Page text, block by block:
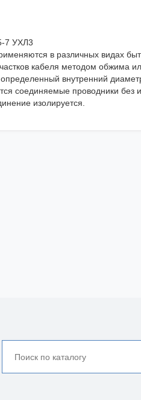
7 УХЛ3
в различных видах
кабеля методом обжима
внутренний
соединяемые проводники
изолируется.